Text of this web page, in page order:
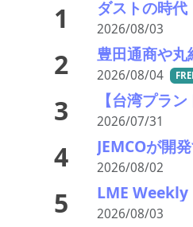
1 ダストの時
2026/08/03
2 2026/08/04
3 2026/07/31
4 2026/08/02
5 2026/08/03